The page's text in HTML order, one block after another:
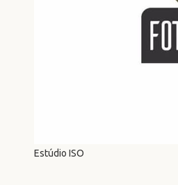
Estúdio ISO